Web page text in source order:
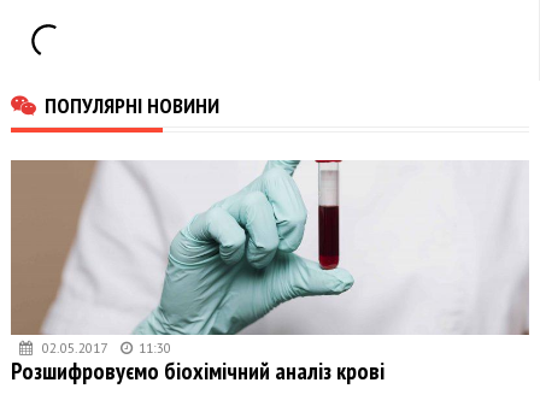
ПОПУЛЯРНІ НОВИНИ
02.05.2017 11:30
Розшифровуємо біохімічний аналіз крові